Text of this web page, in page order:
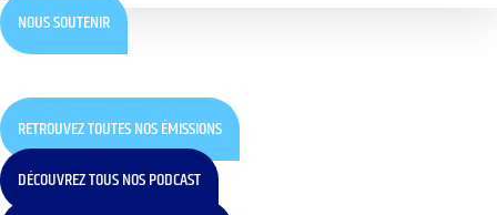
NOUS SOUTENIR
RETROUVEZ TOUTES NOS ÉMISSIONS
DÉCOUVREZ TOUS NOS PODCAST